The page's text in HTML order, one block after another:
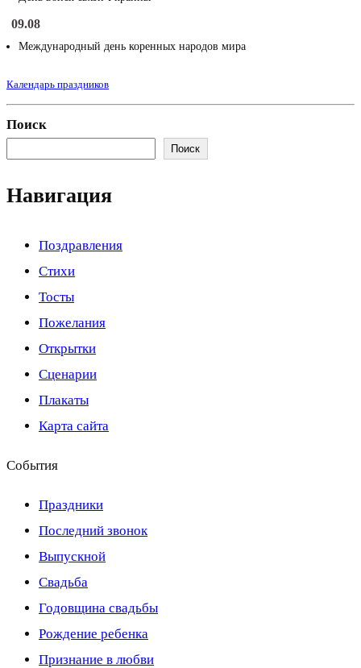
09.08
Международный день коренных народов мира
Календарь праздников
Поиск
Поиск
Навигация
Поздравления
Стихи
Тосты
Пожелания
Открытки
Сценарии
Плакаты
Карта сайта
События
Праздники
Последний звонок
Выпускной
Свадьба
Годовщина свадьбы
Рождение ребенка
Признание в любви